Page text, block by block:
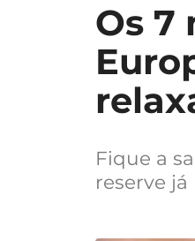
Os 7
Fique a
reserve